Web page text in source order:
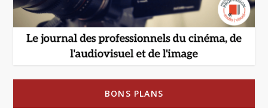
BONS PLANS